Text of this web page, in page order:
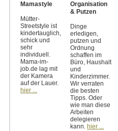
Mamastyle
Mütter-
Streetstyle ist
kindertauglich,
schick und
sehr
individuell.
Mama-im-
job.de lag mit
der Kamera
auf der Lauer.
hier ...
Organisation
& Putzen
Dinge
erledigen,
putzen und
Ordnung
schaffen im
Büro, Haushalt
und
Kinderzimmer.
Wir verraten
die besten
Tipps. Oder
wie man diese
Arbeiten
delegieren
kann. hier ...